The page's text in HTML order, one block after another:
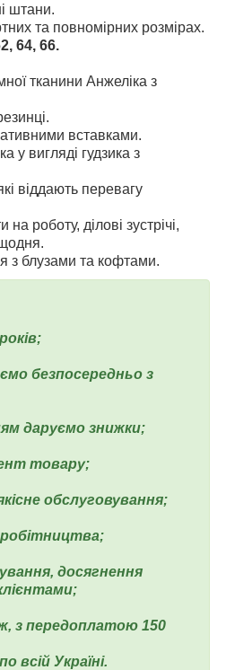
штани.
та повномірних розмірах.
64, 66.
тканини Анжеліка з
вставками.
у вигляді гудзика з
віддають перевагу
роботу, ділові зустрічі,
щодня.
з блузами та кофтами.
безпосередньо з
даруємо знижки;
товару;
обслуговування;
досягнення
з передоплатою 150
всій Україні.